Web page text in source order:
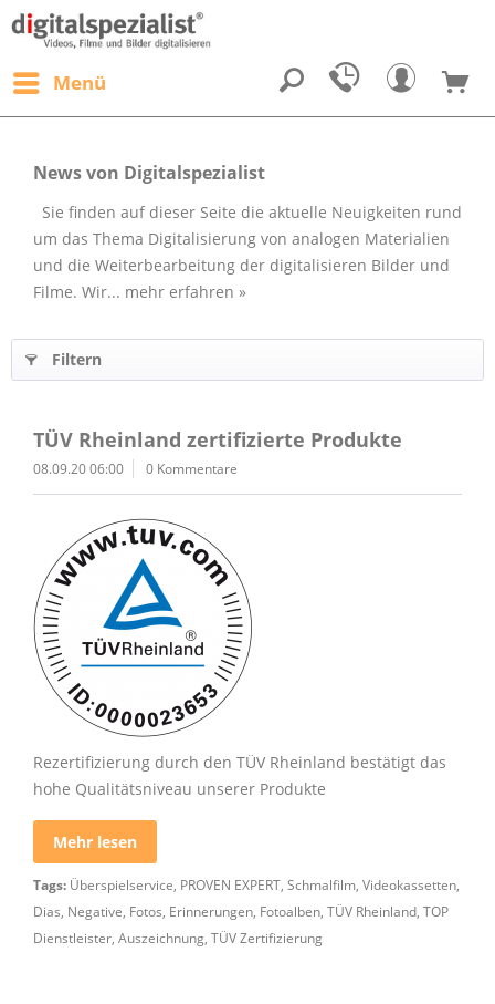
Menü
News von Digitalspezialist
Sie finden auf dieser Seite die aktuelle Neuigkeiten rund
um das Thema Digitalisierung von analogen Materialien
und die Weiterbearbeitung der digitalisieren Bilder und
Filme. Wir... mehr erfahren »
Filtern
TÜV Rheinland zertifizierte Produkte
08.09.20 06:00 0 Kommentare
Rezertifizierung durch den TÜV Rheinland bestätigt das
hohe Qualitätsniveau unserer Produkte
Mehr lesen
Tags: Überspielservice, PROVEN EXPERT, Schmalfilm, Videokassetten,
Dias, Negative, Fotos, Erinnerungen, Fotoalben, TÜV Rheinland, TOP
Dienstleister, Auszeichnung, TÜV Zertifizierung